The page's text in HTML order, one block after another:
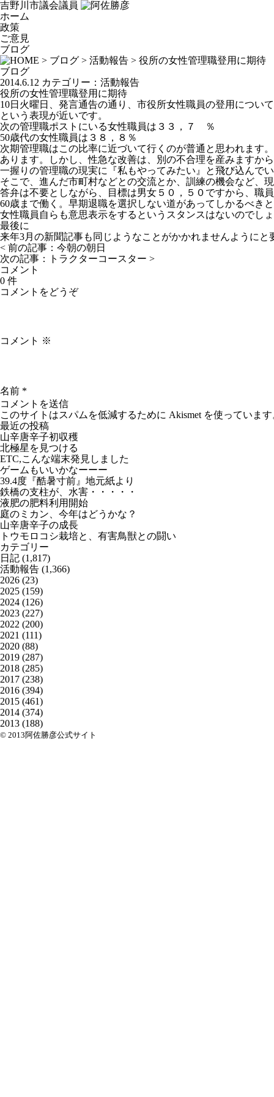
吉野川市議会議員
ホーム
政策
ご意見
ブログ
> ブログ > 活動報告 > 役所の女性管理職登用に期待
ブログ
2014.6.12 カテゴリー： 活動報告
役所の女性管理職登用に期待
10日火曜日、発言通告の通り、市役所女性職員の登用につい
という表現が近いです。
次の管理職ポストにいる女性職員は３３，７ ％
50歳代の女性職員は３８，８％
次期管理職はこの比率に近づいて行くのが普通と思われます
あります。しかし、性急な改善は、別の不合理を産みますか
一握りの管理職の現実に『私もやってみたい』と飛び込んで
そこで、進んだ市町村などとの交流とか、訓練の機会など、
答弁は不要としながら、目標は男女５０，５０ですから、職
60歳まで働く。早期退職を選択しない道があってしかるべき
女性職員自らも意思表示をするというスタンスはないのでし
最後に
来年3月の新聞記事も同じようなことがかかれませんようにと
< 前の記事： 今朝の朝日
次の記事：
トラクターコースター >
コメント
0 件
コメントをどうぞ
コメント ※
名前 *
このサイトはスパムを低減するために Akismet を使っていま
最近の投稿
山辛唐辛子初収穫
北極星を見つける
ETC,こんな端末発見しました
ゲームもいいかなーーー
39.4度『酷暑寸前』地元紙より
鉄橋の支柱が、水害・・・・・
液肥の肥料利用開始
庭のミカン、今年はどうかな？
山辛唐辛子の成長
トウモロコシ栽培と、有害鳥獣との闘い
カテゴリー
日記 (1,817)
活動報告 (1,366)
2026 (23)
2025 (159)
2024 (126)
2023 (227)
2022 (200)
2021 (111)
2020 (88)
2019 (287)
2018 (285)
2017 (238)
2016 (394)
2015 (461)
2014 (374)
2013 (188)
© 2013阿佐勝彦公式サイト